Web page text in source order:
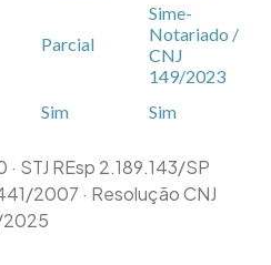
Parcial
Sime-
Notariado /
CNJ
149/2023
Sim Sim
STJ REsp 2.189.143/SP
2007 · Resolução CNJ
2025